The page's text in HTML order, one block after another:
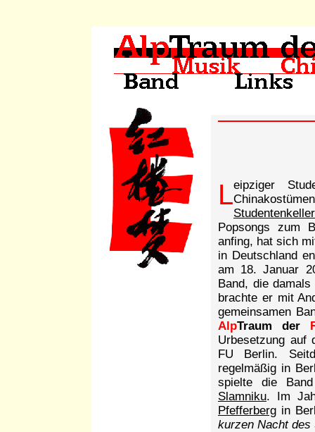
Leipziger Studenten werden sich an die drei Herren in
Studentenkeller
Popsongs zum
anfing, hat sich
in Deutschland
am 18. Januar
Band, die
brachte er mit
gemeinsamen
AlpTraum der
Urbesetzung auf
FU Berlin.
regelmäßig in
spielte die
Slamniku. Im
Pfefferberg in
kurzen Nacht des